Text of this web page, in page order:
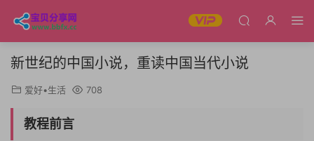
新世纪的中国小说，重读中国当代小说
爱好•生活 708
教程前言